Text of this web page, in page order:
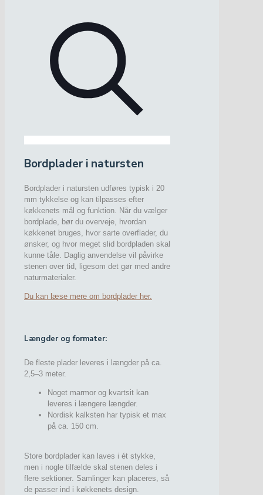
Bordplader i natursten
Bordplader i natursten udføres typisk i 20
mm tykkelse og kan tilpasses efter
køkkenets mål og funktion. Når du vælger
bordplade, bør du overveje, hvordan
køkkenet bruges, hvor sarte overflader, du
ønsker, og hvor meget slid bordpladen skal
kunne tåle. Daglig anvendelse vil påvirke
stenen over tid, ligesom det gør med andre
naturmaterialer.
Du kan læse mere om bordplader her.
Længder og formater:
De fleste plader leveres i længder på ca.
2,5–3 meter.
Noget marmor og kvartsit kan
leveres i længere længder.
Nordisk kalksten har typisk et max
på ca. 150 cm.
Store bordplader kan laves i ét stykke,
men i nogle tilfælde skal stenen deles i
flere sektioner. Samlinger kan placeres, så
de passer ind i køkkenets design.